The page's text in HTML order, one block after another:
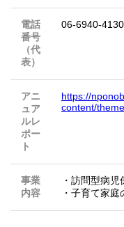
電話
番号
（代
表）
06-6940-4130
アニ
ュア
ルレ
ポー
ト
https://
content/
事業
内容
・訪問型病児
・子育て家